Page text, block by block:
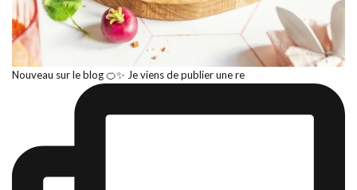
Nouveau sur le blog 🍊✨ Je viens de publier une re